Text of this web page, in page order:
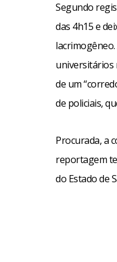
Segundo
das 4h15 e
universitários
de um
de policiais,
Procurada, a
reportagem
do Estado de